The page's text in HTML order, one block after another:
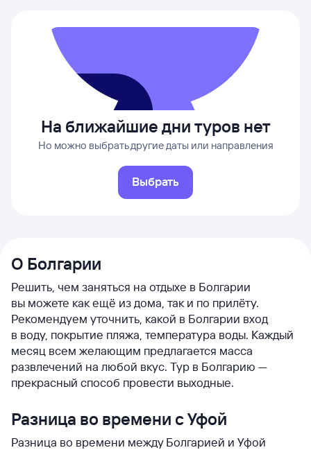
На ближайшие дни туров нет
Но можно выбрать другие даты или направления
Выбрать
О Болгарии
Решить, чем заняться на отдыхе в Болгарии
вы можете как ещё из дома, так и по прилёту.
Рекомендуем уточнить, какой в Болгарии вход
в воду, покрытие пляжа, температура воды. Каждый
месяц всем желающим предлагается масса
развлечений на любой вкус. Тур в Болгарию —
прекрасный способ провести выходные.
Разница во времени с Уфой
Разница во времени между Болгарией и Уфой